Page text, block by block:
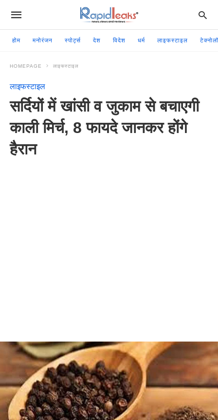
होम मनोरंजन स्पोर्ट्स देश विदेश धर्म लाइफस्टाइल
HOMEPAGE लाइफस्टाइल
लाइफस्टाइल
सर्दियों में खांसी व जुकाम से बचाएगी
काली मिर्च, 8 फायदे जानकर होंगे
हैरान